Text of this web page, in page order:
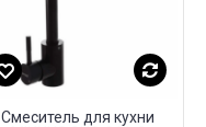
Смеситель для кухни